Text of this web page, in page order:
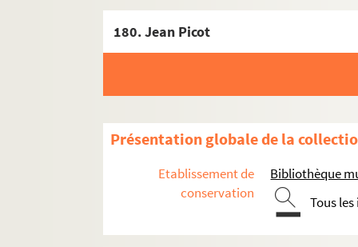
180. Jean Picot
Présentation globale de la
Etablissement de
conservation
Bibliothèque
Tous
167. Patricia Hugon
169. A. Santos
170. Gérard Lameyre